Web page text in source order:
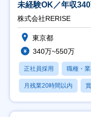
未経験OK／年収
株式会社RERISE
東京都
340万~550万
正社員採用 職種・
月残業20時間以内